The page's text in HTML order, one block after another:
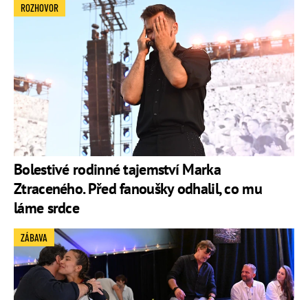
Bolestivé rodinné tajemství Marka
Ztraceného. Před fanoušky odhalil, co mu
láme srdce
ROZHOVOR
ZÁBAVA